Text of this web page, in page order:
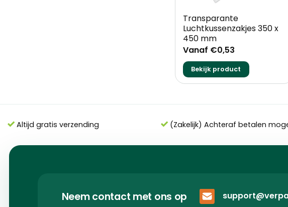
Transparante
Luchtkussenzakjes 350 x
450 mm
Vanaf €0,53
Bekijk product
Altijd gratis verzending (Zakelijk) Achteraf betalen
Neem contact met ons op